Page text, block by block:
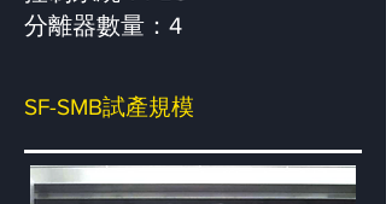
分離器數量：4
SF-SMB試產規模